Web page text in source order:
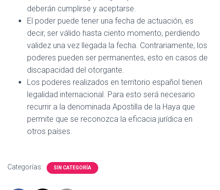
deberán cumplirse y aceptarse.
El poder puede tener una fecha de actuación, es
decir, ser válido hasta ciento momento, perdiendo
validez una vez llegada la fecha. Contrariamente, los
poderes pueden ser permanentes, esto en casos de
discapacidad del otorgante.
Los poderes realizados en territorio español tienen
legalidad internacional. Para esto será necesario
recurrir a la denominada Apostilla de la Haya que
permite que se reconozca la eficacia jurídica en
otros países.
Categorías: SIN CATEGORÍA